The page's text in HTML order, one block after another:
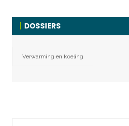
DOSSIERS
Verwarming en koeling